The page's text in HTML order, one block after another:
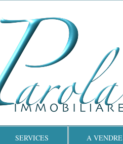
SERVICES A VENDRE